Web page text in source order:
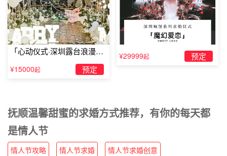
「心动仪式·深圳露台浪漫求
婚」
¥15000起 预定
¥29999起 预定
抚顺温馨甜蜜的求婚方式推荐，有你的每天都
是情人节
情人节攻略 情人节求婚 情人节求婚创意